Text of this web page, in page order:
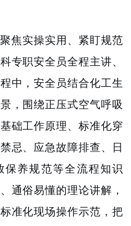
焦实操实用、紧盯规范
专职安全员全程主讲、
中，安全员结合化工生
，围绕正压式空气呼吸
础工作原理、标准化穿
忌、应急故障排查、日
保养规范等全流程知识
通俗易懂的理论讲解，
准化现场操作示范，把